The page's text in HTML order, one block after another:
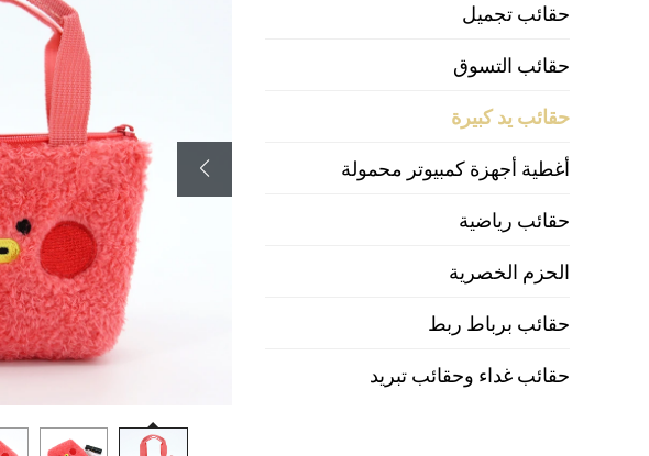
حقائب تجميل
حقائب التسوق
حقائب يد كبيرة
أغطية أجهزة كمبيوتر محمولة
حقائب رياضية
الحزم الخصرية
حقائب برباط ربط
حقائب غداء وحقائب تبريد